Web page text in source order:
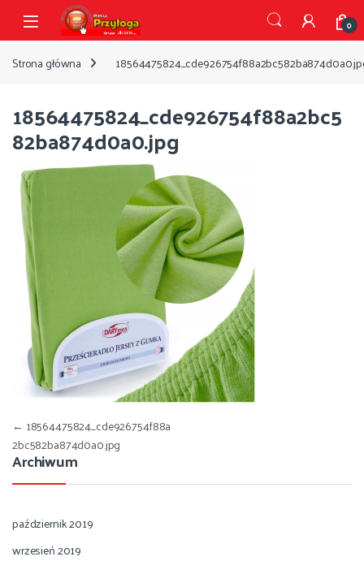
Przejdź do nawigacji
Przejdź do treści
Open 0
Strona główna
18564475824_cde926754f88a2bc5
82ba874d0a0.jpg
Nawigacja wpisu
← 18564475824_cde926754f88a
2bc582ba874d0a0.jpg
Archiwum
październik 2019
wrzesień 2019